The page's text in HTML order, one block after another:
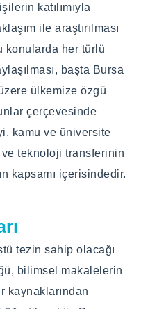
katılımıyla
ile araştırılması
konularda her türlü
başta Bursa
ülkemize özgü
çerçevesinde
kamu ve üniversite
teknoloji transferinin
kapsamı içerisindedir.
tezin sahip olacağı
bilimsel makalelerin
kaynaklarından
foundation
for areas of
aims to provide
to specialize